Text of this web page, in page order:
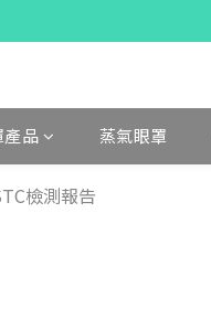
產品 蒸氣眼罩
檢測報告